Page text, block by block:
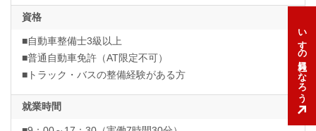
いすゞの社員になろう
資格
■自動車整備士3級以上
■普通自動車免許（AT限定不可）
■トラック・バスの整備経験がある方
就業時間